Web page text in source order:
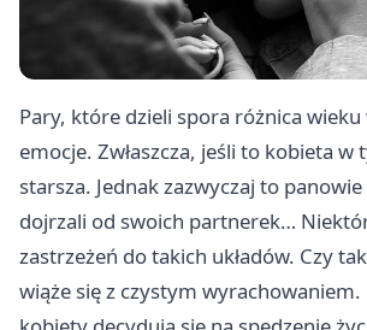
Pary, które dzieli spora różnica wieku
emocje. Zwłaszcza, jeśli to kobieta w
starsza. Jednak zazwyczaj to
dojrzali od swoich partnerek…
zastrzeżeń do takich układów. Czy
wiąże się z czystym wyrachowaniem.